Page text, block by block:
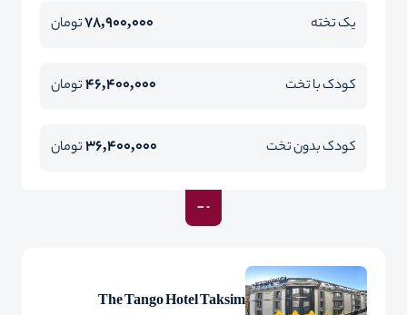
یک تخته 78,900,000تومان
کودک با تخت 46,400,000تومان
کودک بدون تخت 36,400,000تومان
The Tango Hotel Taksim